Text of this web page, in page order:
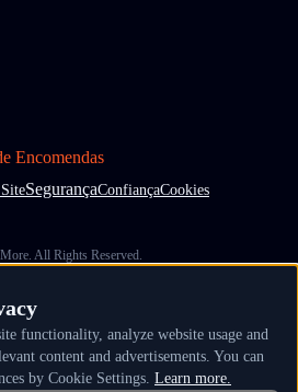
Encomendas
SegurançaConfiançaCookies
All Rights Reserved.
functionality, analyze website usage and
content and advertisements. You can
by Cookie Settings. Learn more.